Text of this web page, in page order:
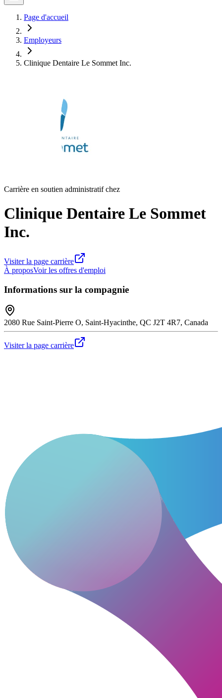
Page d'accueil
Employeurs
Clinique Dentaire Le Sommet Inc.
Carrière en soutien administratif chez
Clinique Dentaire Le Sommet
Inc.
Visiter la page carrière
À proposVoir les offres d'emploi
Informations sur la compagnie
2080 Rue Saint-Pierre O, Saint-Hyacinthe, QC J2T 4R7, Canada
Visiter la page carrière